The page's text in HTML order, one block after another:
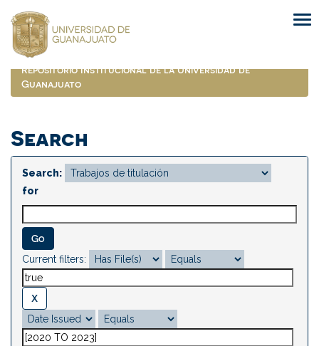
navigation
Repositorio Institucional de la Universidad de
Guanajuato
Search
Search:
for
Current filters: